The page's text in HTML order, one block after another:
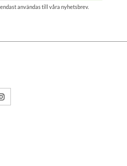
användas till våra nyhetsbrev.